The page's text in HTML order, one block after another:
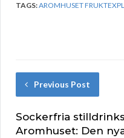
TAGS:AROMHUSET
Previous Post
Sockerfria
Aromhuset: Den